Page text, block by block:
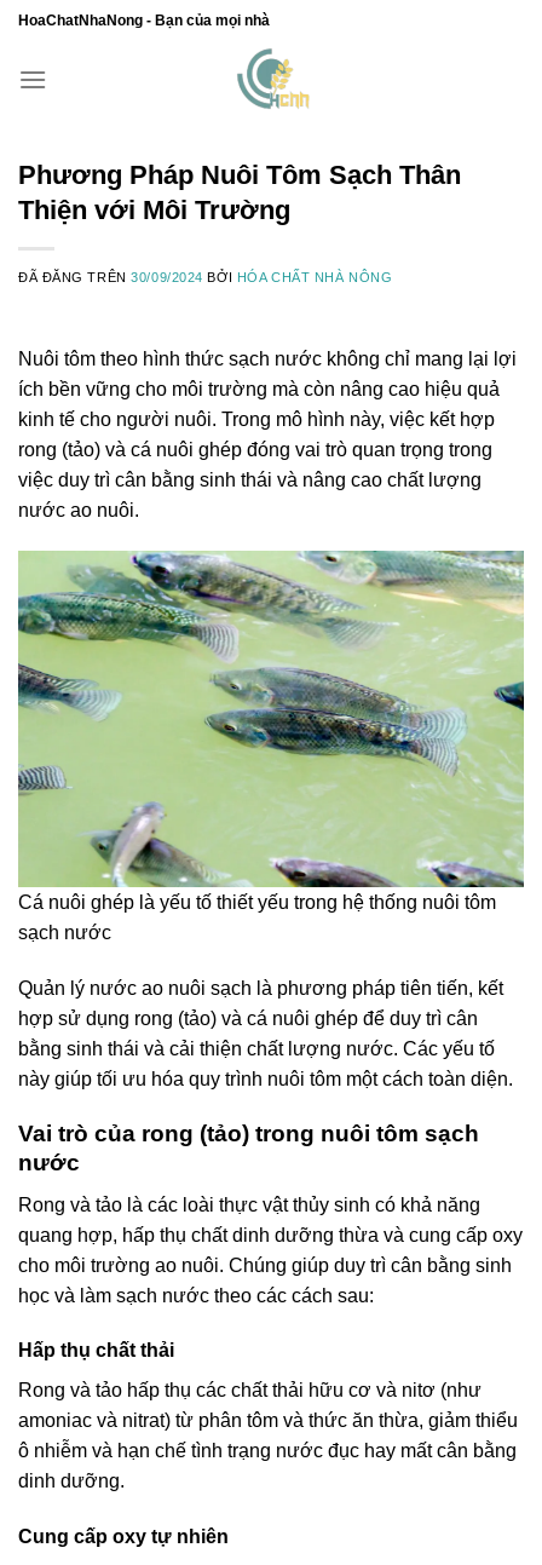
Chuyển
nội
HoaChatNhaNong - Bạn của mọi nhà
Phương Pháp Nuôi Tôm Sạch Thân
Thiện với Môi Trường
ĐÃ ĐĂNG TRÊN30/09/2024 BỞI HÓA CHẤT NHÀ NÔNG
Nuôi tôm theo hình thức sạch nước không chỉ mang lại lợi
ích bền vững cho môi trường mà còn nâng cao hiệu quả
kinh tế cho người nuôi. Trong mô hình này, việc kết hợp
rong (tảo) và cá nuôi ghép đóng vai trò quan trọng trong
việc duy trì cân bằng sinh thái và nâng cao chất lượng
nước ao nuôi.
Cá nuôi ghép là yếu tố thiết yếu trong hệ thống nuôi tôm
sạch nước
Quản lý nước ao nuôi sạch là phương pháp tiên tiến, kết
hợp sử dụng rong (tảo) và cá nuôi ghép để duy trì cân
bằng sinh thái và cải thiện chất lượng nước. Các yếu tố
này giúp tối ưu hóa quy trình nuôi tôm một cách toàn diện.
Vai trò của rong (tảo) trong nuôi tôm sạch
nước
Rong và tảo là các loài thực vật thủy sinh có khả năng
quang hợp, hấp thụ chất dinh dưỡng thừa và cung cấp oxy
cho môi trường ao nuôi. Chúng giúp duy trì cân bằng sinh
học và làm sạch nước theo các cách sau:
Hấp thụ chất thải
Rong và tảo hấp thụ các chất thải hữu cơ và nitơ (như
amoniac và nitrat) từ phân tôm và thức ăn thừa, giảm thiểu
ô nhiễm và hạn chế tình trạng nước đục hay mất cân bằng
dinh dưỡng.
Cung cấp oxy tự nhiên